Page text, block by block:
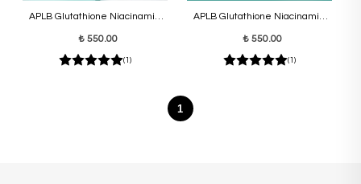
APLB Glutathione Niacinamide
₺ 550.00
(1)
APLB Glutathione Niacinamide
₺ 550.00
(1)
1